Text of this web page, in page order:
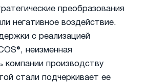
преобразования
негативное воздействие.
с реализацией
неизменная
компании производству
стали подчеркивает ее